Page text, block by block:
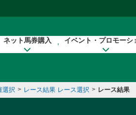
ネット馬券購入 イベント・プロモーシ
選択 > レース結果 レース選択 > レース結果